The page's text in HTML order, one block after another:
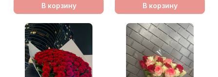
В корзину В корзину